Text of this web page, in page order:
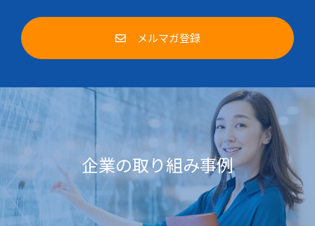
メルマガ登録
企業の取り組み事例